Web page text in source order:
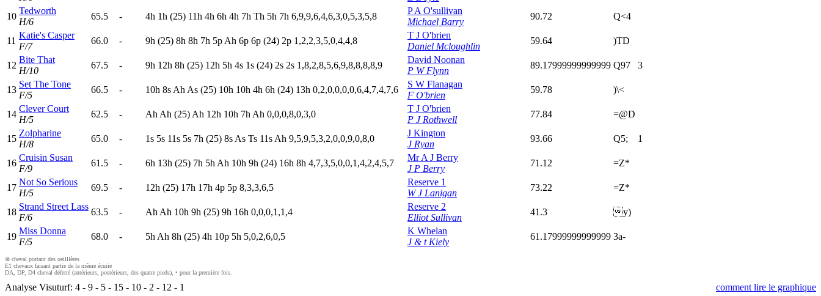
10
Tedworth
H/6
65.5 - 4h 1h (25) 11h 4h 6h 4h 7h Th 5h 7h 6,9,9,6,4,6,3,0,5,3,5,8
P A O'sullivan
Michael Barry
90.72 Q<4
11
Katie's Casper
F/7
66.0 - 9h (25) 8h 8h 7h 5p Ah 6p 6p (24) 2p 1,2,2,3,5,0,4,4,8
T J O'brien
Daniel Mcloughlin
59.64 )TD
12
Bite That
H/10
67.5 - 9h 12h 8h (25) 12h 5h 4s 1s (24) 2s 2s 1,8,2,8,5,6,9,8,8,8,8,9
David Noonan
P W Flynn
89.17999999999999 Q97 3
13
Set The Tone
F/5
66.5 - 10h 8s Ah As (25) 10h 10h 4h 6h (24) 13h 0,2,0,0,0,0,6,4,7,4,7,6
S W Flanagan
F O'brien
59.78 )\<
14
Clever Court
H/5
62.5 - Ah Ah (25) Ah 12h 10h 7h Ah 0,0,0,8,0,3,0
T J O'brien
P J Rothwell
77.84 =@D
15
Zolpharine
H/8
65.0 - 1s 5s 11s 5s 7h (25) 8s As Ts 11s Ah 9,5,9,5,3,2,0,0,9,0,8,0
J Kington
J Ryan
93.66 Q5; 1
16
Cruisin Susan
F/9
61.5 - 6h 13h (25) 7h 5h Ah 10h 9h (24) 16h 8h 4,7,3,5,0,0,1,4,2,4,5,7
Mr A J Berry
J P Berry
71.12 =Z*
17
Not So Serious
H/5
69.5 - 12h (25) 17h 17h 4p 5p 8,3,3,6,5
Reserve 1
W J Lanigan
73.22 =Z*
18
Strand Street Lass
F/6
63.5 - Ah Ah 10h 9h (25) 9h 16h 0,0,0,1,1,4
Reserve 2
Elliot Sullivan
41.3 y)
19
Miss Donna
F/5
68.0 - 5h Ah 8h (25) 4h 10p 5h 5,0,2,6,0,5
K Whelan
J & t Kiely
61.17999999999999 3a-
⊗ cheval portant des oeilllères
E1 chevaux faisant partie de la même écurie
DA, DP, D4 cheval déferré (antérieurs, postérieurs, des quatre pieds), • pour la première fois.
Analyse Visuturf: 4 - 9 - 5 - 15 - 10 - 2 - 12 - 1 comment lire le graphique